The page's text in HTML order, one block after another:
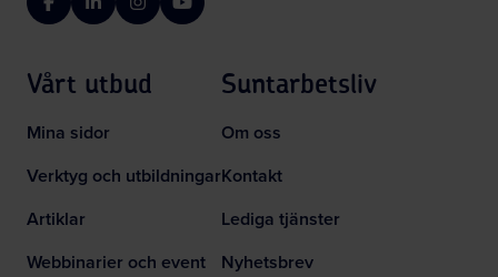
FacebookLinkedInInstagramYouTube
Vårt utbud
Mina sidor
Verktyg och utbildningar
Artiklar
Webbinarier och event
Suntarbetsliv
Om oss
Kontakt
Lediga tjänster
Nyhetsbrev